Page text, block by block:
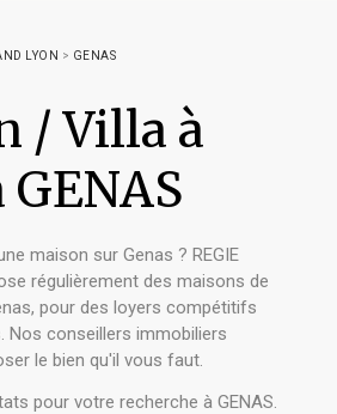
LYON > GENAS
/ Villa à
maison sur Genas ? REGIE
régulièrement des maisons de
pour des loyers compétitifs
Nos conseillers immobiliers
le bien qu'il vous faut.
pour votre recherche à GENAS.